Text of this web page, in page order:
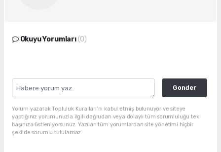
Okuyu Yorumları (0)
Gonder
Yorum yazarak Topluluk Kuralları’nı kabul etmiş bulunuyor ve siteye
yaptığınız yorumunuzla ilgili doğrudan veya dolaylı tüm sorumluluğu tek
başınıza üstleniyorsunuz. Yazılan tüm yorumlardan site yönetimi hiçbir
şekilde sorumlu tutulamaz.